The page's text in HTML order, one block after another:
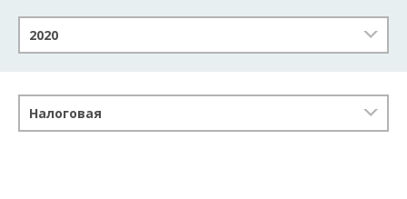
2020
Налоговая